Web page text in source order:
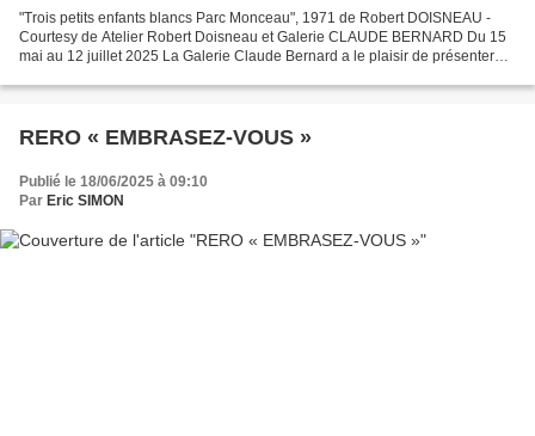
"Trois petits enfants blancs Parc Monceau", 1971 de Robert DOISNEAU -
Courtesy de Atelier Robert Doisneau et Galerie CLAUDE BERNARD Du 15
mai au 12 juillet 2025 La Galerie Claude Bernard a le plaisir de présenter
RERO « EMBRASEZ-VOUS »
Publié le 18/06/2025 à 09:10
Par Eric SIMON